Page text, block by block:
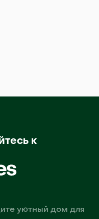
к
уютный дом для